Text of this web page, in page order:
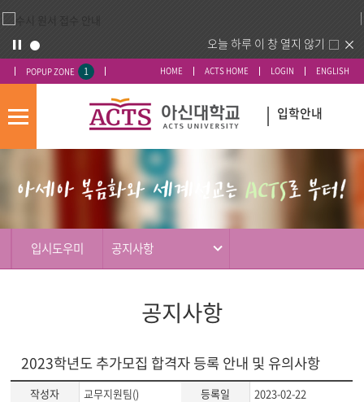
오늘 하루 이 창 열지 않기
POPUP ZONE 1 HOME ACTS HOME LOGIN ENGLISH
모
뉴
입학안내
입시도우미 공지사항
공지사항
2023학년도 추가모집 합격자 등록 안내 및 유의사항
작성자 교무지원팀() 등록일
2023-02-22